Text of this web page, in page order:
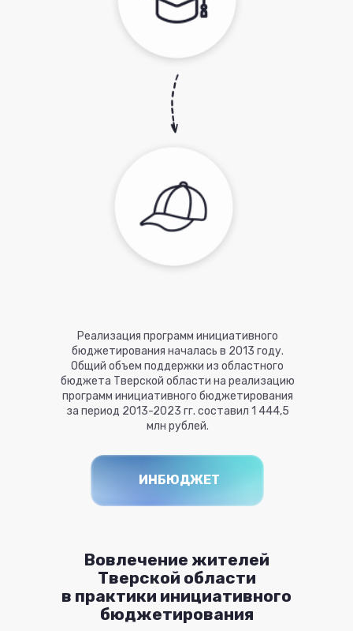
Реализация программ инициативного
бюджетирования началась в 2013 году.
Общий объем поддержки из областного
бюджета Тверской области на реализацию
программ инициативного бюджетирования
за период 2013-2023 гг. составил 1 444,5
млн рублей.
ИНБЮДЖЕТ
Вовлечение жителей
Тверской области
в практики инициативного
бюджетирования